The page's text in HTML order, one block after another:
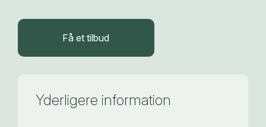
Få et tilbud
Yderligere information